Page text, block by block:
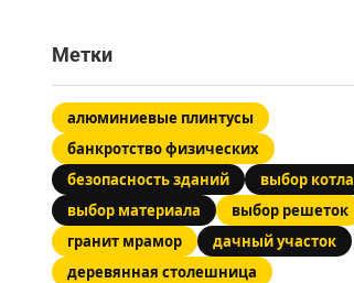
Метки
алюминиевые плинтусы
банкротство физических
безопасность зданий
выбор котла
выбор материала
выбор решеток
гранит мрамор
дачный участок
деревянная столешница